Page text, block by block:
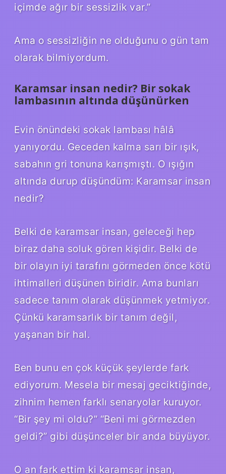
içimde ağır bir sessizlik var.”
Ama o sessizliğin ne olduğunu o gün tam
olarak bilmiyordum.
Karamsar insan nedir? Bir sokak
lambasının altında düşünürken
Evin önündeki sokak lambası hâlâ
yanıyordu. Geceden kalma sarı bir ışık,
sabahın gri tonuna karışmıştı. O ışığın
altında durup düşündüm: Karamsar insan
nedir?
Belki de karamsar insan, geleceği hep
biraz daha soluk gören kişidir. Belki de
bir olayın iyi tarafını görmeden önce kötü
ihtimalleri düşünen biridir. Ama bunları
sadece tanım olarak düşünmek yetmiyor.
Çünkü karamsarlık bir tanım değil,
yaşanan bir hal.
Ben bunu en çok küçük şeylerde fark
ediyorum. Mesela bir mesaj geciktiğinde,
zihnim hemen farklı senaryolar kuruyor.
“Bir şey mi oldu?” “Beni mi görmezden
geldi?” gibi düşünceler bir anda büyüyor.
O an fark ettim ki karamsar insan,